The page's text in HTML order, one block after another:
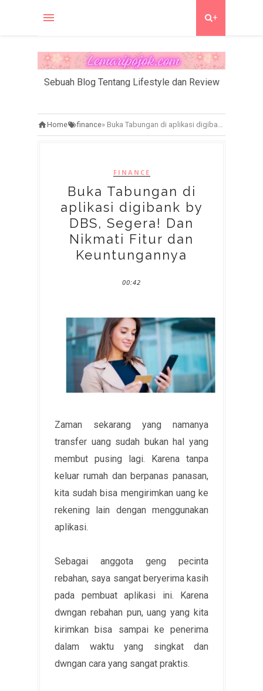
+
Sebuah Blog Tentang Lifestyle dan Review
Home finance» Buka Tabungan di aplikasi digibank by DBS, Segera! Dan Nikmati Fitur dan Keuntungannya
FINANCE
Buka Tabungan di
aplikasi digibank by
DBS, Segera! Dan
Nikmati Fitur dan
Keuntungannya
00:42
Zaman sekarang yang namanya
transfer uang sudah bukan hal yang
membut pusing lagi. Karena tanpa
keluar rumah dan berpanas panasan,
kita sudah bisa mengirimkan uang ke
rekening lain dengan menggunakan
aplikasi.
Sebagai anggota geng pecinta
rebahan, saya sangat beryerima kasih
pada pembuat aplikasi ini. Karena
dwngan rebahan pun, uang yang kita
kirimkan bisa sampai ke penerima
dalam waktu yang singkat dan
dwngan cara yang sangat praktis.